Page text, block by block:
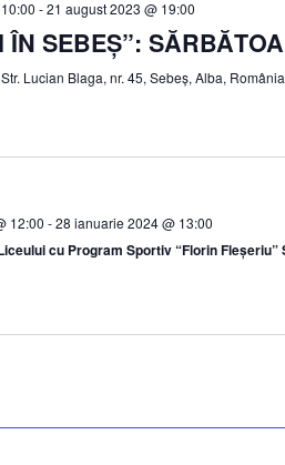
-21 august 2023 @ 19:00
ÎN SEBEŞ”:
Str. Lucian Blaga, nr. 45, Sebeș, Alba, România
12:00 -28 ianuarie 2024 @ 13:00
cu Program Sportiv “Florin Fleșeriu”